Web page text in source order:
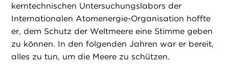
kerntechnischen Untersuchungslabors der
Internationalen Atomenergie-Organisation hoffte
er, dem Schutz der Weltmeere eine Stimme geben
zu können. In den folgenden Jahren war er bereit,
alles zu tun, um die Meere zu schützen.